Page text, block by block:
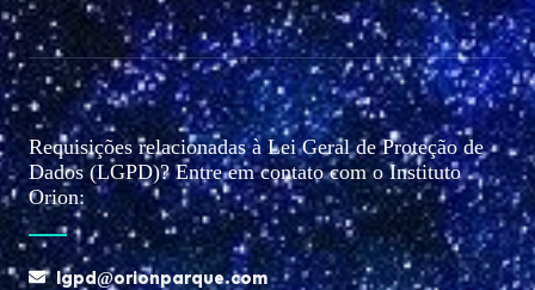
Requisições relacionadas à Lei Geral de Proteção de
Dados (LGPD)? Entre em contato com o Instituto
Orion:
lgpd@orionparque.com